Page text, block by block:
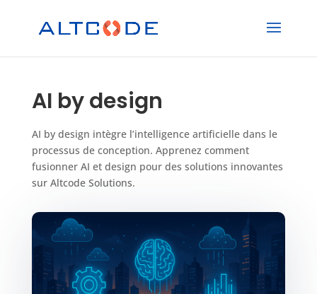
AI by design
AI by design intègre l’intelligence artificielle dans le
processus de conception. Apprenez comment
fusionner AI et design pour des solutions innovantes
sur Altcode Solutions.